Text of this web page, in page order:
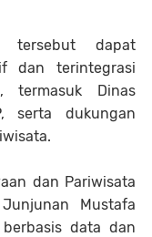
tersebut dapat
dan terintegrasi
termasuk Dinas
serta dukungan
dan Pariwisata
Mustafa
data dan